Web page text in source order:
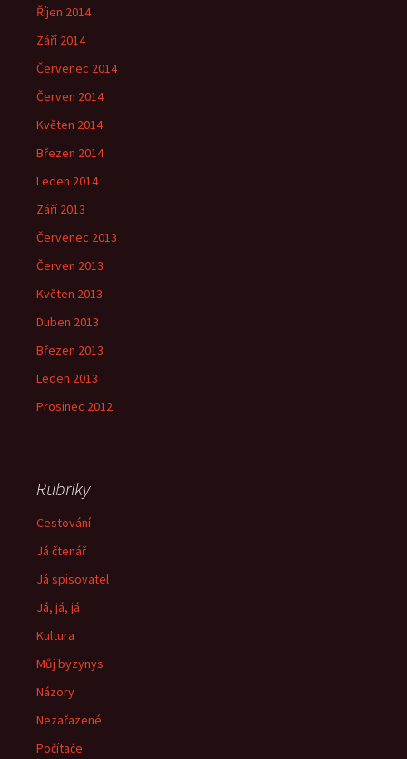
Říjen 2014
Září 2014
Červenec 2014
Červen 2014
Květen 2014
Březen 2014
Leden 2014
Září 2013
Červenec 2013
Červen 2013
Květen 2013
Duben 2013
Březen 2013
Leden 2013
Prosinec 2012
Rubriky
Cestování
Já čtenář
Já spisovatel
Já, já, já
Kultura
Můj byzynys
Názory
Nezařazené
Počítače